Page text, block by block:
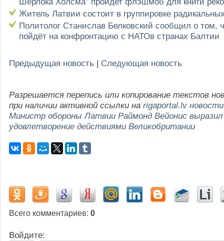
Житель Латвии состоит в группировке
Политолог Станислав Белковский сообщил о том,
пойдёт на конфронтацию с НАТОв странах Балтии
Предыдущая новость | Следующая новость
Разрешается перепись или копирование текстов
при наличии активной ссылки на rigaportal.lv новости
Министр обороны Латвии Раймонд Вейонис выразил
удовлетворение действиями Великобритании
Всего комментариев: 0
Войдите: